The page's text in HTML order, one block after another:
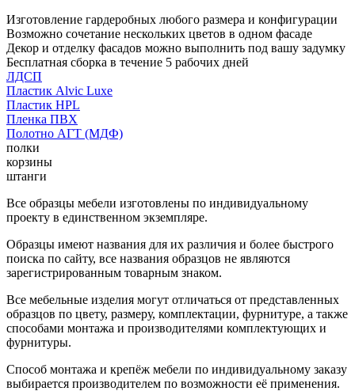
Изготовление гардеробных любого размера и конфигурации
Возможно сочетание нескольких цветов в одном фасаде
Декор и отделку фасадов можно выполнить под вашу задумку
Бесплатная сборка в течение 5 рабочих дней
ЛДСП
Пластик Alvic Luxe
Пластик HPL
Пленка ПВХ
Полотно АГТ (МДФ)
полки
корзины
штанги
Все образцы мебели изготовлены по индивидуальному
проекту в единственном экземпляре.
Образцы имеют названия для их различия и более быстрого
поиска по сайту, все названия образцов не являются
зарегистрированным товарным знаком.
Все мебельные изделия могут отличаться от представленных
образцов по цвету, размеру, комплектации, фурнитуре, а также
способами монтажа и производителями комплектующих и
фурнитуры.
Способ монтажа и крепёж мебели по индивидуальному заказу
выбирается производителем по возможности её применения.